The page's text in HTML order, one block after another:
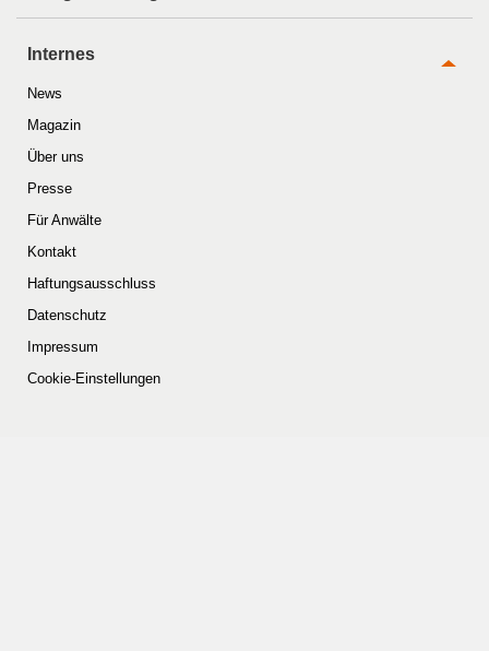
Internes
News
Magazin
Über uns
Presse
Für Anwälte
Kontakt
Haftungsausschluss
Datenschutz
Impressum
Cookie-Einstellungen